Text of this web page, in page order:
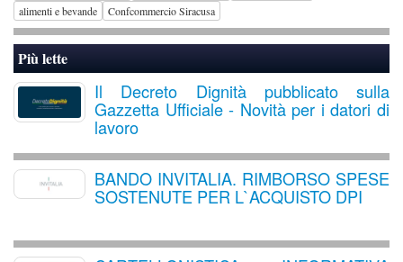
alimenti e bevande
Confcommercio Siracusa
Più lette
Il Decreto Dignità pubblicato sulla
Gazzetta Ufficiale - Novità per i datori di
lavoro
BANDO INVITALIA. RIMBORSO SPESE
SOSTENUTE PER L`ACQUISTO DPI